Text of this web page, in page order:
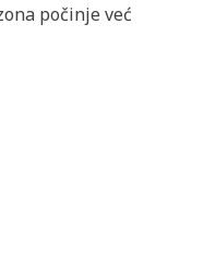
počinje već